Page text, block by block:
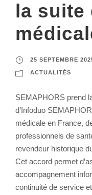
la suite
25 SEPTEMBRE
ACTUALITÉS
SEMAPHORS prend
d’Infoduo
médicale en France,
professionnels de
revendeur historique
Cet accord permet
accompagnement
continuité de service